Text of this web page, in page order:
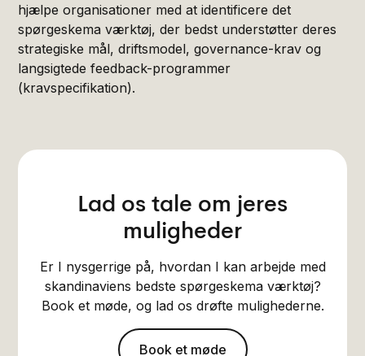
hjælpe organisationer med at identificere det
spørgeskema værktøj, der bedst understøtter deres
strategiske mål, driftsmodel, governance-krav og
langsigtede feedback-programmer
(kravspecifikation).
Lad os tale om jeres
muligheder
Er I nysgerrige på, hvordan I kan arbejde med
skandinaviens bedste spørgeskema værktøj?
Book et møde, og lad os drøfte mulighederne.
Book et møde